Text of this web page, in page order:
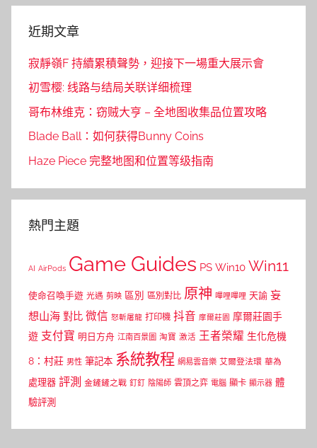
近期文章
寂靜嶺F 持續累積聲勢，迎接下一場重大展示會
初雪樱: 线路与结局关联详细梳理
哥布林维克：窃贼大亨 – 全地图收集品位置攻略
Blade Ball：如何获得Bunny Coins
Haze Piece 完整地图和位置等级指南
熱門主題
AI AirPods Game Guides PS Win10 Win11
使命召喚手遊 光遇 剪映 區別 區別對比 原神 嗶哩嗶哩 天諭 妄
想山海 對比 微信 怒斬屠龍 打印機 抖音 摩爾莊園 摩爾莊園手
遊 支付寶 明日方舟 江南百景圖 淘寶 激活 王者榮耀 生化危機
8：村莊 男性 筆記本 系統教程 網易雲音樂 艾爾登法環 華為
處理器 評測 金鏟鏟之戰 釘釘 陰陽師 雲頂之弈 電腦 顯卡 顯示器 體
驗評測